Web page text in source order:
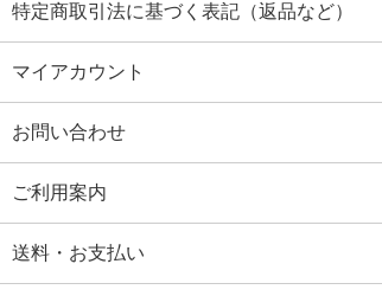
特定商取引法に基づく表記（返品など）
マイアカウント
お問い合わせ
ご利用案内
送料・お支払い